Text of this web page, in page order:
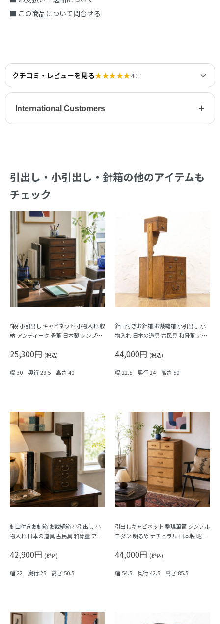
■ この商品について問合せる
クチコミ・レビューを見る★★★★★4.3
International Customers +
引出し・小引出し・針箱の他のアイテムも
チェック
5段 小引出し キャビネット 小物入れ 収
納 アンティーク 骨董 日本製 シンプル
25,300円 (税込)
幅 30 奥行 29.5 高さ 40
針山付きお針箱 お裁縫箱 小引出し 小
物入れ 日本の道具 古民具 和骨董 アン
44,000円 (税込)
幅 22.5 奥行 24 高さ 50
針山付きお針箱 お裁縫箱 小引出し 小
物入れ 日本の道具 古民具 和骨董 アン
42,900円 (税込)
幅 22 奥行 25 高さ 50.5
引出しキャビネット 整理箪笥 シンプル
モダン 明るめ ナチュラル 日本製 昭和
44,000円 (税込)
幅 54.5 奥行 42.5 高さ 85.5